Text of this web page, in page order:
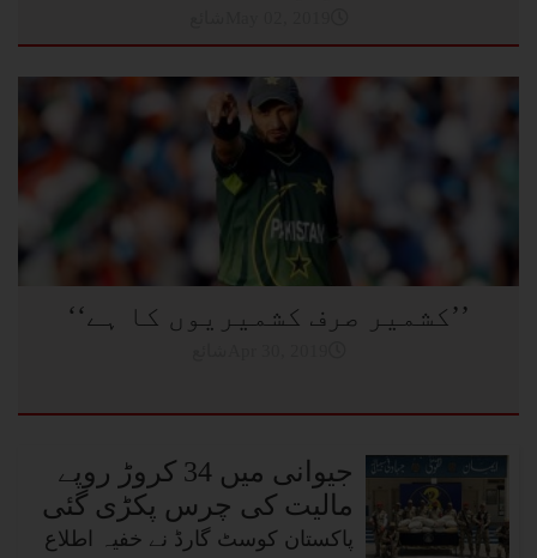
’’کشمیر صرف کشمیریوں کا ہے‘‘
جیوانی میں 34 کروڑ روپے
مالیت کی چرس پکڑی گئی
پاکستان کوسٹ گارڈ نے خفیہ اطلاع